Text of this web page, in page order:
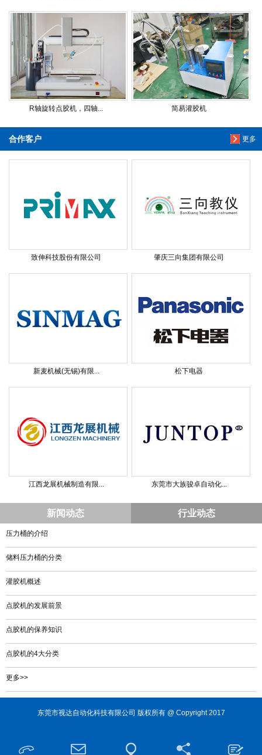
R轴旋转点胶机，四轴... 简易灌胶机
更多
合作客户
致伸科技股份有限公司 肇庆三向集团有限公司
新麦机械(无锡)有限... 松下电器
江西龙展机械制造有限... 东莞市大族骏卓自动化...
新闻动态 行业动态
压力桶的介绍
储料压力桶的分类
灌胶机概述
点胶机的发展前景
点胶机的保养知识
点胶机的4大分类
更多>>
东莞市视达自动化科技有限公司 版权所有 @ Copyright 2017